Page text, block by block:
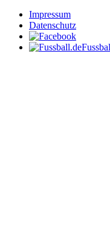
Impressum
Datenschutz